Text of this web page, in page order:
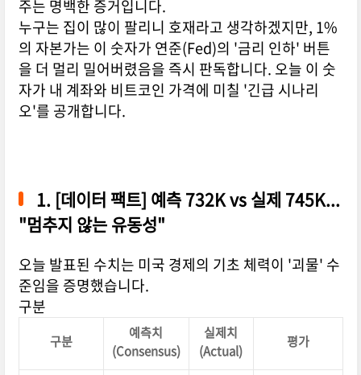
주는 명백한 증거입니다.
누구는 집이 많이 팔리니 호재라고 생각하겠지만, 1%
의 자본가는 이 숫자가 연준(Fed)의 '금리 인하' 버튼
을 더 멀리 밀어버렸음을 즉시 판독합니다. 오늘 이 숫
자가 내 계좌와 비트코인 가격에 미칠 '긴급 시나리
오'를 공개합니다.
1. [데이터 팩트] 예측 732K vs 실제 745K...
"멈추지 않는 유동성"
오늘 발표된 수치는 미국 경제의 기초 체력이 '괴물' 수
준임을 증명했습니다.
구분
구분
예측치
(Consensus)
실제치
(Actual)
평가